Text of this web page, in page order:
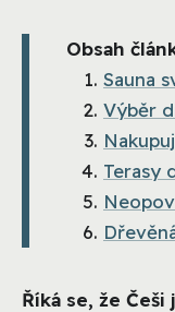
Obsah
Sauna
Výběr
Terasy
Říká se, že